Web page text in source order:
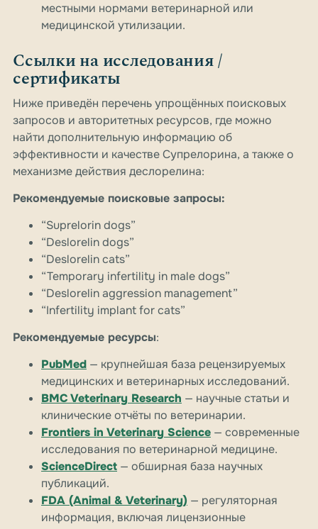
местными нормами ветеринарной или
медицинской утилизации.
Ссылки на исследования /
сертификаты
Ниже приведён перечень упрощённых поисковых
запросов и авторитетных ресурсов, где можно
найти дополнительную информацию об
эффективности и качестве Супрелорина, а также о
механизме действия деслорелина:
Рекомендуемые поисковые запросы:
“Suprelorin dogs”
“Deslorelin dogs”
“Deslorelin cats”
“Temporary infertility in male dogs”
“Deslorelin aggression management”
“Infertility implant for cats”
Рекомендуемые ресурсы:
PubMed — крупнейшая база рецензируемых
медицинских и ветеринарных исследований.
BMC Veterinary Research — научные статьи и
клинические отчёты по ветеринарии.
Frontiers in Veterinary Science — современные
исследования по ветеринарной медицине.
ScienceDirect — обширная база научных
публикаций.
FDA (Animal & Veterinary) — регуляторная
информация, включая лицензионные